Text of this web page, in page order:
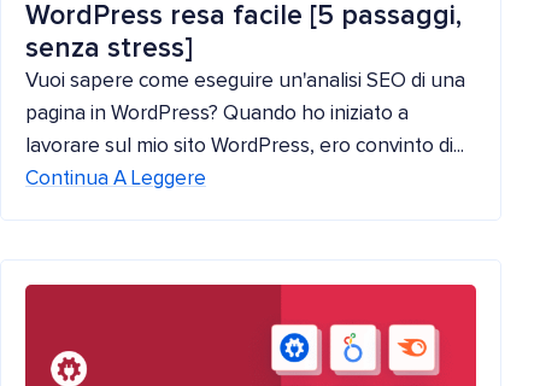
WordPress resa facile [5 passaggi,
senza stress]
Vuoi sapere come eseguire un'analisi SEO di una
pagina in WordPress? Quando ho iniziato a
lavorare sul mio sito WordPress, ero convinto di...
Continua A Leggere